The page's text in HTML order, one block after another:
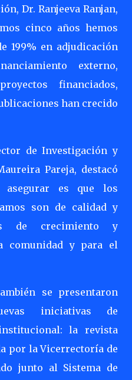
Dr. Ranjeeva Ranjan,
cinco años hemos
199% en adjudicación
externo,
financiados,
han crecido
de Investigación y
Pareja, destacó
asegurar es que los
son de calidad y
de crecimiento y
comunidad y para el
se presentaron
iniciativas de
la revista
por la Vicerrectoría de
junto al Sistema de